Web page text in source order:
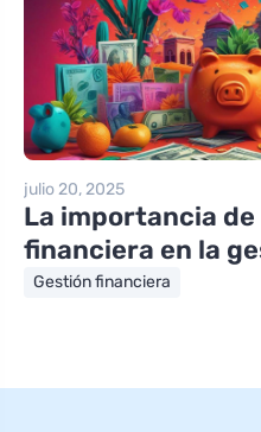
julio 20, 2025
La importancia
financiera en la
Gestión financiera